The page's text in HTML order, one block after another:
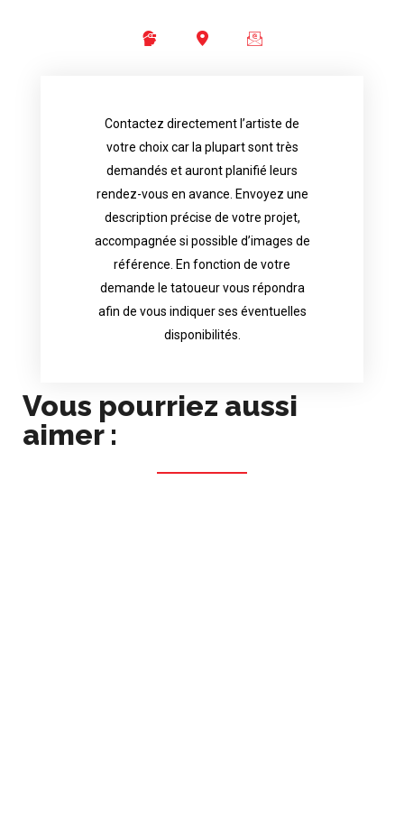
Contactez directement l’artiste de
votre choix car la plupart sont très
demandés et auront planifié leurs
rendez-vous en avance. Envoyez une
description précise de votre projet,
accompagnée si possible d’images de
référence. En fonction de votre
demande le tatoueur vous répondra
afin de vous indiquer ses éventuelles
disponibilités.
Contact directly the artist of your
choice because most are in great
appointments in advance. Send an
accurate description of your project, if
possible attached with reference
images. Depending your request, the
tattoo artist will answer to tell you his
Vous pourriez aussi
aimer :